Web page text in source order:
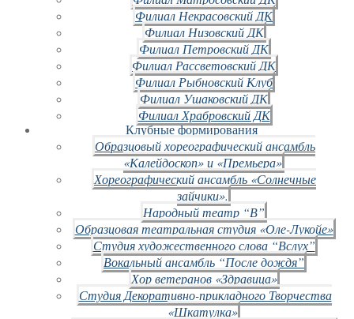
Филиал Некрасовский ДК
Филиал Низовский ДК
Филиал Петровский ДК
Филиал Рассветовский ДК
Филиал Рыбновский Клуб
Филиал Ушаковский ДК
Филиал Храбровский ДК
Клубные формирования
Образцовый хореографический ансамбль
«Калейдоскоп» и «Премьера»
Хореографический ансамбль «Солнечные
зайчики».
Народный театр “В”
Образцовая театральная студия «Оле-Лукойе»
Студия художественного слова “Вслух”
Вокальный ансамбль “После дождя”
Хор ветеранов «Здравица»
Студия Декоративно-прикладного Творчества
«Шкатулка»